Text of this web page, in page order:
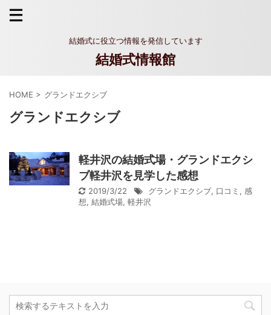
結婚式に役立つ情報を発信しています
結婚式情報館
HOME > グランドエクシブ
グランドエクシブ
軽井沢の結婚式場・グランドエクシ
ブ軽井沢を見学した感想
2019/3/22 グランドエクシブ, 口コミ , 感
想, 結婚式場, 軽井沢